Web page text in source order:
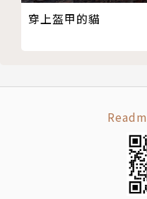
樣的網路環境？
◥不懂資訊科技的教學
榜……，每一種實體教學
嗎？有什麼不一樣的地方
◥線上教學模式若用在
時，如何讓學生正確理
◥小組討論時間，需要
穿上盔甲的貓